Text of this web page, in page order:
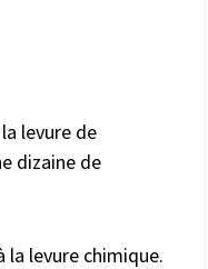
levure de
dizaine de
la levure chimique.